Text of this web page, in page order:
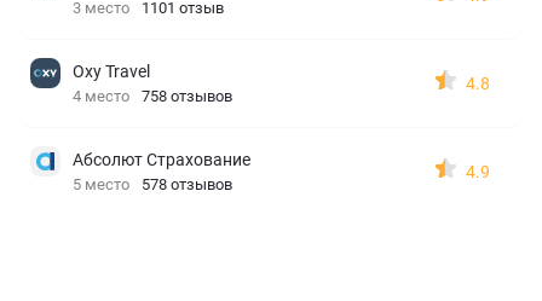
3 место 1101 отзыв
Oxy Travel
4 место 758 отзывов
4.8
Абсолют Страхование
5 место 578 отзывов
4.9